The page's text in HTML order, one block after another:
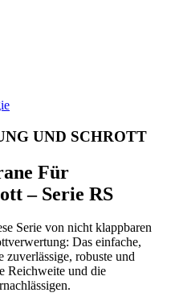
UND SCHROTT
Für
– Serie RS
Serie von nicht klappbaren
Das einfache,
zuverlässige, robuste und
Reichweite und die